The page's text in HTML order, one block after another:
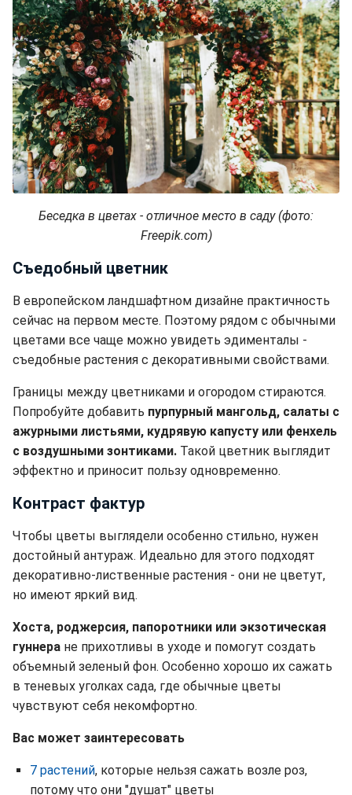
Беседка в цветах - отличное место в саду (фото:
Freepik.com)
Съедобный цветник
В европейском ландшафтном дизайне практичность
сейчас на первом месте. Поэтому рядом с обычными
цветами все чаще можно увидеть эдименталы -
съедобные растения с декоративными свойствами.
Границы между цветниками и огородом стираются.
Попробуйте добавить пурпурный мангольд, салаты с
ажурными листьями, кудрявую капусту или фенхель
с воздушными зонтиками. Такой цветник выглядит
эффектно и приносит пользу одновременно.
Контраст фактур
Чтобы цветы выглядели особенно стильно, нужен
достойный антураж. Идеально для этого подходят
декоративно-лиственные растения - они не цветут,
но имеют яркий вид.
Хоста, роджерсия, папоротники или экзотическая
гуннера не прихотливы в уходе и помогут создать
объемный зеленый фон. Особенно хорошо их сажать
в теневых уголках сада, где обычные цветы
чувствуют себя некомфортно.
Вас может заинтересовать
7 растений, которые нельзя сажать возле роз,
потому что они "душат" цветы